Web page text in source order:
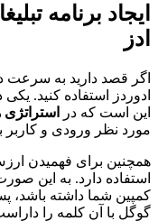
ایجاد برنامه
ادز
اگر قصد دارید به سرعت
ادوردز استفاده کنید.
این است که در
مورد نظر ورودی و کاربر
همچنین برای فهمیدن
استفاده دارد. به این
کمپین شما داشته باشد،
گوگل با آن کلمه را